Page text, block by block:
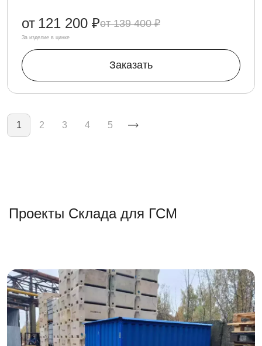
139 400 ₽
от 121 200 ₽
За изделие в цинке
Заказать
Нумерация страниц
1 2 3 4 5
Проекты Склада для ГСМ